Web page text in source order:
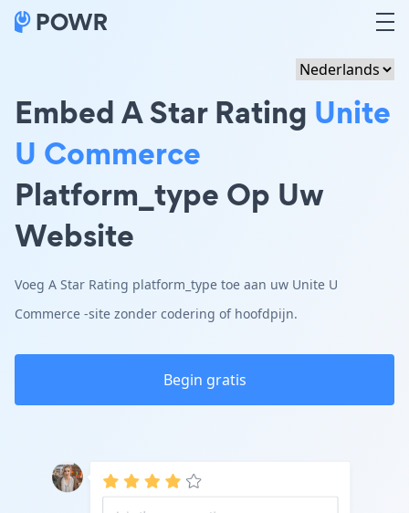
Embed A Star Rating Unite
U Commerce
Platform_type Op Uw
Website
Voeg A Star Rating platform_type toe aan uw Unite U
Commerce -site zonder codering of hoofdpijn.
Begin gratis